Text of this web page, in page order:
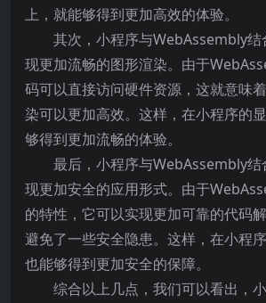
上，就能够得到更加高效的体验。
其次，小程序与WebAssembly结
现更加流畅的图形渲染。由于
码可以直接访问硬件资源，这就意味
染可以更加高效。这样，在小程序的
够得到更加流畅的体验。
最后，小程序与WebAssembly结
现更加安全的应用形式。由于
的特性，它可以实现更加可靠的代码
避免了一些安全隐患。这样，在小程
也能够得到更加安全的保障。
综合以上几点，我们可以看出，